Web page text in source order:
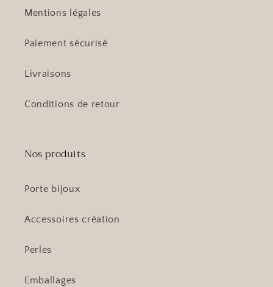
Mentions légales
Paiement sécurisé
Livraisons
Conditions de retour
Nos produits
Porte bijoux
Accessoires création
Perles
Emballages